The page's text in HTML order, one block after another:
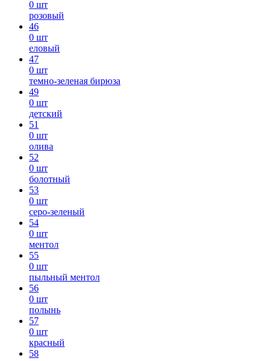
0 шт
розовый
46
0 шт
еловый
47
0 шт
темно-зеленая бирюза
49
0 шт
детский
51
0 шт
олива
52
0 шт
болотный
53
0 шт
серо-зеленый
54
0 шт
ментол
55
0 шт
пыльный ментол
56
0 шт
полынь
57
0 шт
красный
58